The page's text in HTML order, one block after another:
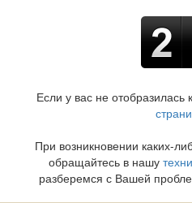
Если у вас не отобразилась
При возникновении каких-
обращайтесь в нашу
разберемся с Вашей